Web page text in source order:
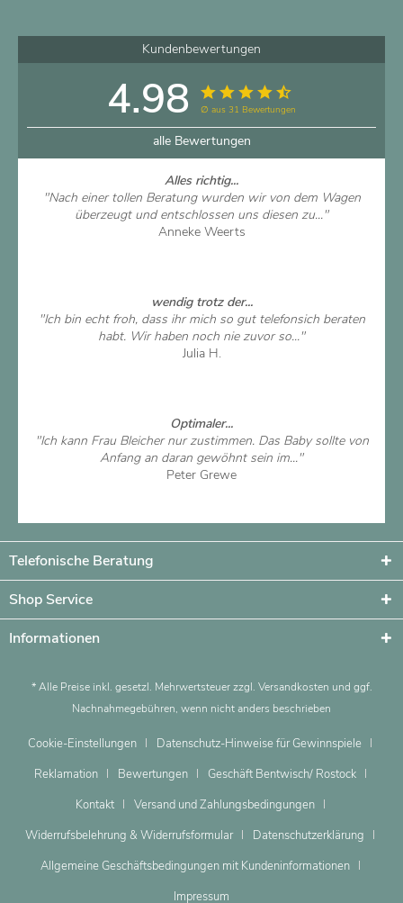
Kundenbewertungen
4.98 ∅ aus 31 Bewertungen
alle Bewertungen
Alles richtig...
"Nach einer tollen Beratung wurden wir von dem Wagen
überzeugt und entschlossen uns diesen zu..."
Anneke Weerts
wendig trotz der...
"Ich bin echt froh, dass ihr mich so gut telefonsich beraten
habt. Wir haben noch nie zuvor so..."
Julia H.
Optimaler...
"Ich kann Frau Bleicher nur zustimmen. Das Baby sollte von
Anfang an daran gewöhnt sein im..."
Peter Grewe
Telefonische Beratung
Shop Service
Informationen
* Alle Preise inkl. gesetzl. Mehrwertsteuer zzgl. Versandkosten und ggf.
Nachnahmegebühren, wenn nicht anders beschrieben
Cookie-Einstellungen
Datenschutz-Hinweise für Gewinnspiele
Reklamation
Bewertungen
Geschäft Bentwisch/ Rostock
Kontakt
Versand und Zahlungsbedingungen
Widerrufsbelehrung & Widerrufsformular
Datenschutzerklärung
Allgemeine Geschäftsbedingungen mit Kundeninformationen
Impressum